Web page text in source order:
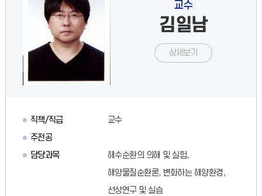
교수
김일남
상세보기
직책/직급
교수
주전공
담당과목
해수순환의 의해 및 실험,
해양물질순환론, 변화하는 해양환경,
선상연구 및 실습